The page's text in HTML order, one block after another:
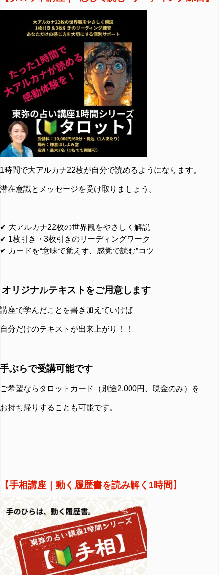
1時間で大アルカナ22枚が自分で読めるようになります。
潜在意識とメッセージを受け取りましょう。
✔ 大アルカナ22枚の世界観をやさしく解説
✔ 1枚引き・3枚引きのリーディングワーク
✔ カードを“意味で覚えず、感覚で読む”コツ
オリジナルテキストをご用意します
講座で学んだことを書き加えていけば
自分だけのテキストが出来上がり！！
手ぶらで受講可能です
ご希望ならタロットカード（別途2,000円、現金のみ）を
お持ち帰りすることも可能です。
【手相講座｜動く履歴書を読み解く1時間】